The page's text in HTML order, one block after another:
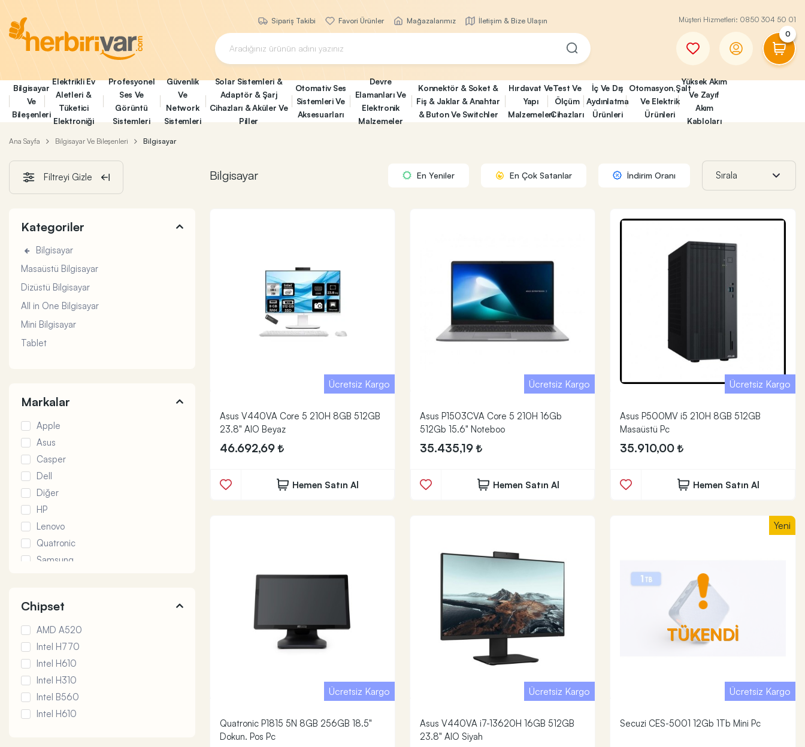
Sipariş Takibi Favori Ürünler Mağazalarımız İletişim & Bize Ulaşın Müşteri Hizmetleri: 0850 304 50 01
0
Bilgisayar
Ve
Bileşenleri
Elektrikli Ev
Aletleri &
Tüketici
Elektroniği
Profesyonel
Ses Ve
Görüntü
Sistemleri
Güvenlik
Ve
Network
Sistemleri
Solar Sistemleri &
Adaptör & Şarj
Cihazları & Aküler Ve
Piller
Otomativ Ses
Sistemleri Ve
Aksesuarları
Devre
Elamanları Ve
Elektronik
Malzemeler
Konnektör & Soket &
Fiş & Jaklar & Anahtar
& Buton Ve Switchler
Hırdavat Ve
Yapı
Malzemeleri
Test Ve
Ölçüm
Cihazları
İç Ve Dış
Aydınlatma
Ürünleri
Otomasyon,Şalt
Ve Elektrik
Ürünleri
Yüksek Akım
Ve Zayıf
Akım
Kabloları
Ana Sayfa Bilgisayar Ve Bileşenleri Bilgisayar
Kategoriler
Bilgisayar
Masaüstü Bilgisayar
Dizüstü Bilgisayar
All in One Bilgisayar
Mini Bilgisayar
Tablet
Markalar
Apple
Asus
Casper
Dell
Diğer
HP
Lenovo
Quatronic
Samsung
Chipset
AMD A520
Intel H770
Intel H610
Intel H310
Intel B560
Intel H610
Filtreyi Gizle İndirim Oranı
En Çok Satanlar
En Yeniler
Bilgisayar
Ücretsiz Kargo
Asus V440VA Core 5 210H 8GB 512GB
23.8" AIO Beyaz
46.692,69
Hemen Satın Al
Ücretsiz Kargo
Asus P1503CVA Core 5 210H 16Gb
512Gb 15.6" Noteboo
35.435,19
Hemen Satın Al
Ücretsiz Kargo
Asus P500MV i5 210H 8GB 512GB
Masaüstü Pc
35.910,00
Hemen Satın Al
Ücretsiz Kargo
Quatronic P1815 5N 8GB 256GB 18.5"
Dokun. Pos Pc
Ücretsiz Kargo
Asus V440VA i7-13620H 16GB 512GB
23.8" AIO Siyah
TÜKENDİ
Yeni
Ücretsiz Kargo
Secuzi CES-5001 12Gb 1Tb Mini Pc